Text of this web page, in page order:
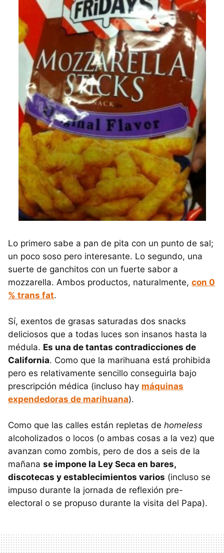
Lo primero sabe a pan de pita con un punto de sal;
un poco soso pero interesante. Lo segundo, una
suerte de ganchitos con un fuerte sabor a
mozzarella. Ambos productos, naturalmente, con 0
% trans fat.
Sí, exentos de grasas saturadas dos snacks
deliciosos que a todas luces son insanos hasta la
médula. Es una de tantas contradicciones de
California. Como que la marihuana está prohibida
pero es relativamente sencillo conseguirla bajo
prescripción médica (incluso hay máquinas
expendedoras de marihuana).
Como que las calles están repletas de homeless
alcoholizados o locos (o ambas cosas a la vez) que
avanzan como zombis, pero de dos a seis de la
mañana se impone la Ley Seca en bares,
discotecas y establecimientos varios (incluso se
impuso durante la jornada de reflexión pre-
electoral o se propuso durante la visita del Papa).